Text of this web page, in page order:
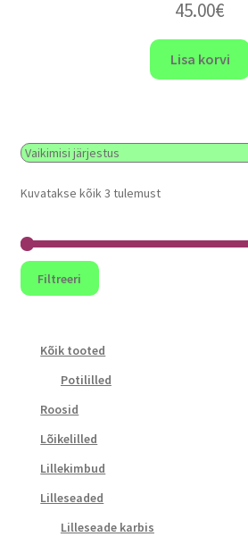
45.00€
Lisa korvi
Kuvatakse kõik 3 tulemust
Filtreeri
Kõik tooted
Potililled
Roosid
Lõikelilled
Lillekimbud
Lilleseaded
Lilleseade karbis